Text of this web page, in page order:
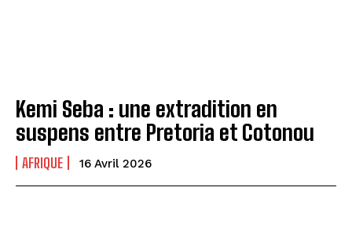
Kemi Seba : une extradition en
suspens entre Pretoria et Cotonou
AFRIQUE 16 Avril 2026